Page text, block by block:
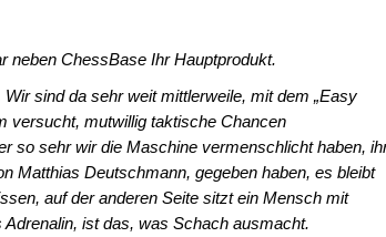
neben ChessBase Ihr Hauptprodukt.
sind da sehr weit mittlerweile, mit dem „Easy
versucht, mutwillig taktische Chancen
so sehr wir die Maschine vermenschlicht haben,
Matthias Deutschmann, gegeben haben, es bleibt
auf der anderen Seite sitzt ein Mensch mit
ist das, was Schach ausmacht.